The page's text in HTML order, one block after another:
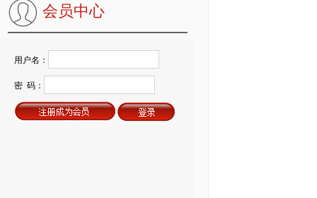
会员中心
用户名：
密 码：